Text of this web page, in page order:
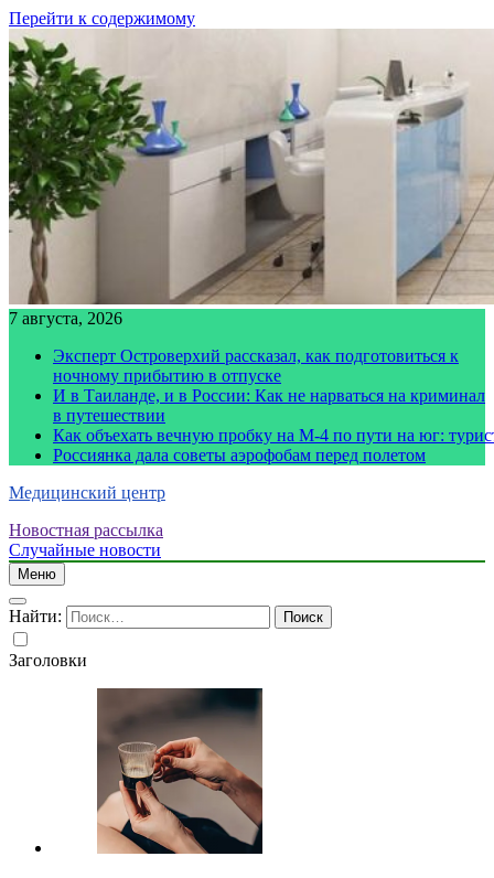
Перейти к содержимому
7 августа, 2026
Эксперт Островерхий рассказал, как подготовиться к
ночному прибытию в отпуске
И в Таиланде, и в России: Как не нарваться на криминал
в путешествии
Как объехать вечную пробку на М-4 по пути на юг:
Россиянка дала советы аэрофобам перед полетом
Медицинский центр
Новостная рассылка
Случайные новости
Меню
Найти:
Заголовки